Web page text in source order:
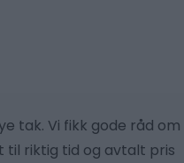
tak. Vi fikk gode råd om
til riktig tid og avtalt pris